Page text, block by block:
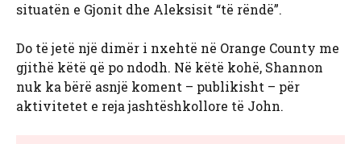
situatën e Gjonit dhe Aleksisit “të rëndë”.
Do të jetë një dimër i nxehtë në Orange County me
gjithë këtë që po ndodh. Në këtë kohë, Shannon
nuk ka bërë asnjë koment – ​​publikisht – për
aktivitetet e reja jashtëshkollore të John.